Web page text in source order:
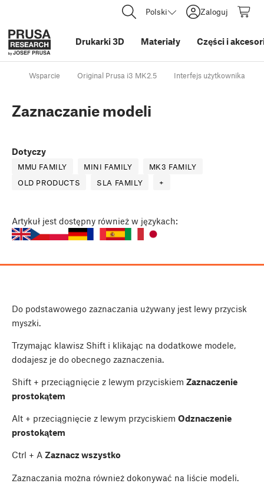
Polski Zaloguj
Drukarki 3D Materiały Części i
Wsparcie Original Prusa i3 MK2.5 Interfejs użytkownika
Zaznaczanie modeli
Dotyczy
MMU FAMILY MINI FAMILY
MK3 FAMILY
OLD PRODUCTS
SLA FAMILY +
Artykuł jest dostępny również w językach:
Do podstawowego zaznaczania używany jest lewy przycisk
myszki.
Trzymając klawisz Shift i klikając na dodatkowe modele,
dodajesz je do obecnego zaznaczenia.
Shift + przeciągnięcie z lewym przyciskiem Zaznaczenie
prostokątem
Alt + przeciągnięcie z lewym przyciskiem Odznaczenie
prostokątem
Ctrl + A Zaznacz wszystko
Zaznaczania można również dokonywać na liście modeli.